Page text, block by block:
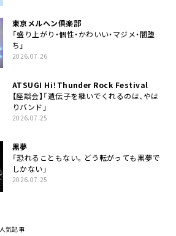
東京メルヘン倶楽部
「盛り上がり・個性・かわいい・マジメ・闇堕
ち」
2026.07.26
ATSUGI Hi！Thunder Rock Festival
【座談会】「遺伝子を継いでくれるのは、やは
りバンド」
2026.07.25
黒夢
「恐れることもない。どう転がっても黒夢で
しかない」
2026.07.25
人気記事